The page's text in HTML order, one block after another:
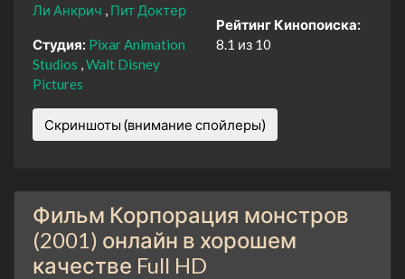
Ли Анкрич
Пит Доктер
Студия: Pixar Animation
Studios Walt Disney
Pictures
Рейтинг Кинопоиска:
8.1 из 10
Скриншоты (внимание спойлеры)
Фильм Корпорация монстров
(2001) онлайн в хорошем
качестве Full HD